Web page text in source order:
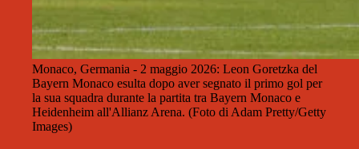
Monaco, Germania - 2 maggio 2026: Leon Goretzka del
Bayern Monaco esulta dopo aver segnato il primo gol per
la sua squadra durante la partita tra Bayern Monaco e
Heidenheim all'Allianz Arena. (Foto di Adam Pretty/Getty
Images)